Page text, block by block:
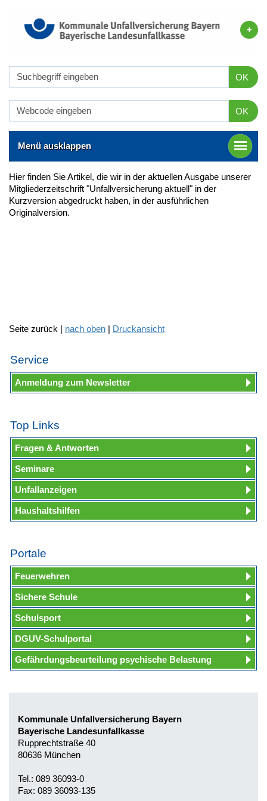
OK
OK
Menü ausklappen
Hier finden Sie Artikel, die wir in der aktuellen Ausgabe unserer
Mitgliederzeitschrift "Unfallversicherung aktuell" in der
Kurzversion abgedruckt haben, in der ausführlichen
Originalversion.
Seite zurück | nach oben | Druckansicht
Service
Anmeldung zum Newsletter
Top Links
Fragen & Antworten
Seminare
Unfallanzeigen
Haushaltshilfen
Portale
Feuerwehren
Sichere Schule
Schulsport
DGUV-Schulportal
Gefährdungsbeurteilung psychische Belastung
Kommunale Unfallversicherung Bayern
Bayerische Landesunfallkasse
Rupprechtstraße 40
80636 München
Tel.: 089 36093-0
Fax: 089 36093-135